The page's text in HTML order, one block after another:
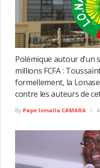
Polémique autour d’un
millions FCFA :
formellement, la
contre les auteurs de
By Pape Ismaïla CAMARA